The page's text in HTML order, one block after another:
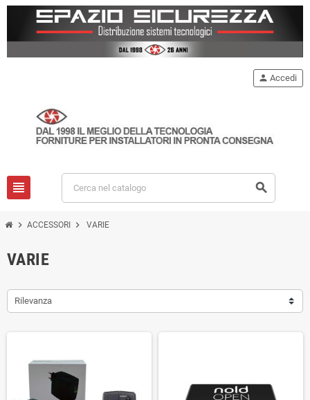
view_headline search
person Accedi
chevron_right ACCESSORI chevron_right VARIE
VARIE
Rilevanza